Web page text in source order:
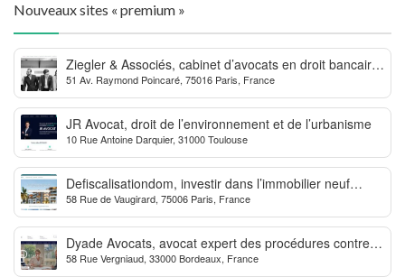
Nouveaux sites « premium »
Ziegler & Associés, cabinet d’avocats en droit bancaire,
cryptomonnaie et escroqueries financières
51 Av. Raymond Poincaré, 75016 Paris, France
JR Avocat, droit de l’environnement et de l’urbanisme
10 Rue Antoine Darquier, 31000 Toulouse
Defiscalisationdom, investir dans l’immobilier neuf
Outre-mer
58 Rue de Vaugirard, 75006 Paris, France
Dyade Avocats, avocat expert des procédures contre la
MDPH
58 Rue Vergniaud, 33000 Bordeaux, France